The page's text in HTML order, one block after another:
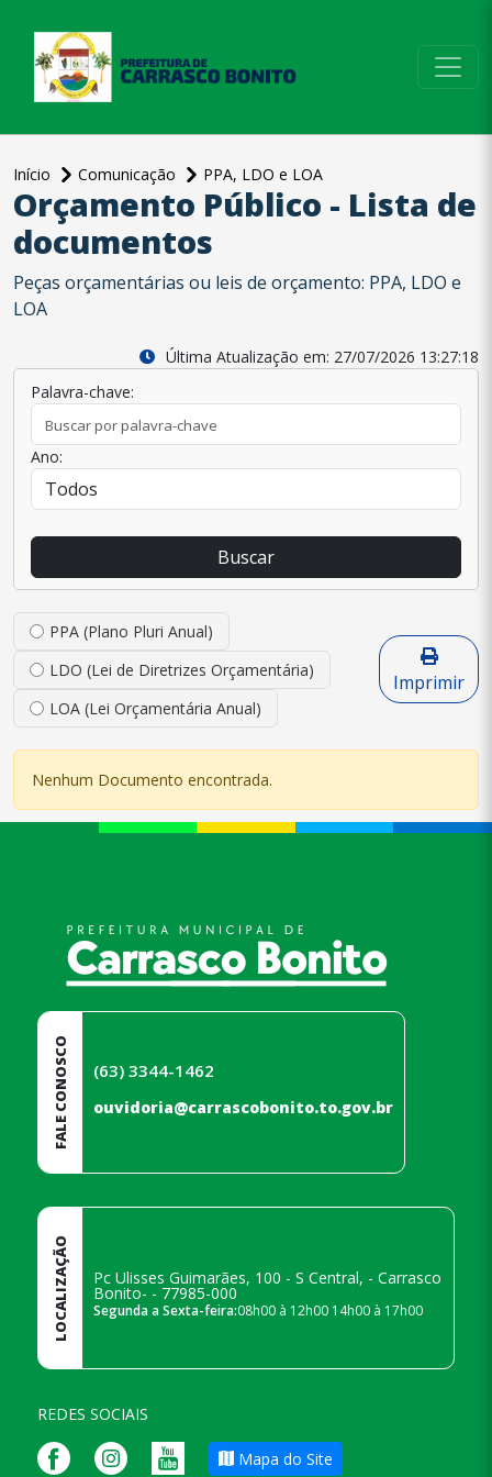
Início Comunicação PPA, LDO e LOA
Orçamento Público - Lista de
documentos
Peças orçamentárias ou leis de orçamento: PPA, LDO e
LOA
Última Atualização em: 27/07/2026 13:27:18
Palavra-chave:
Ano:
Buscar
PPA (Plano Pluri Anual)
LDO (Lei de Diretrizes Orçamentária)
LOA (Lei Orçamentária Anual)
Imprimir
Nenhum Documento encontrada.
FALE CONOSCO (63) 3344-1462
ouvidoria@carrascobonito.to.gov.br
LOCALIZAÇÃO Pc Ulisses Guimarães, 100 - S Central, - Carrasco
Bonito- - 77985-000
Segunda a Sexta-feira:08h00 à 12h00 14h00 à 17h00
REDES SOCIAIS
Mapa do Site